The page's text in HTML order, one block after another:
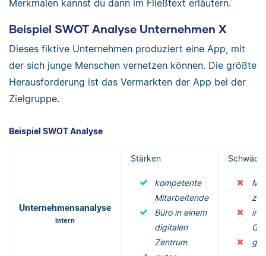
Merkmalen kannst du dann im Fließtext erläutern.
Beispiel SWOT Analyse Unternehmen X
Dieses fiktive Unternehmen produziert eine App, mit
der sich junge Menschen vernetzen können. Die größte
Herausforderung ist das Vermarkten der App bei der
Zielgruppe.
Beispiel SWOT Analyse
Unternehmensanalyse
Intern
Stärken
kompetente
Mitarbeitende
Büro in einem
digitalen
Zentrum
zu